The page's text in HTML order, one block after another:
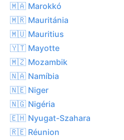
🇲🇦 Marokkó
🇲🇷 Mauritánia
🇲🇺 Mauritius
🇾🇹 Mayotte
🇲🇿 Mozambik
🇳🇦 Namíbia
🇳🇪 Niger
🇳🇬 Nigéria
🇪🇭 Nyugat-Szahara
🇷🇪 Réunion